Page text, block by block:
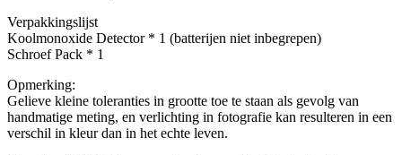
Verpakkingslijst
Koolmonoxide Detector * 1 (batterijen niet inbegrepen)
Schroef Pack * 1
Opmerking:
Gelieve kleine toleranties in grootte toe te staan als gevolg van
handmatige meting, en verlichting in fotografie kan resulteren in een
verschil in kleur dan in het echte leven.